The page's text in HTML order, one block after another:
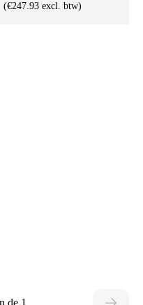
(€247.93 excl. btw)